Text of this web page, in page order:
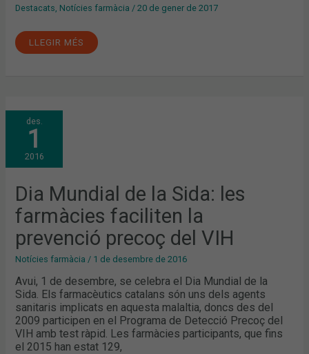
Destacats Notícies farmàcia /20 de gener de 2017
LLEGIR MÉS
des.
1
2016
Dia Mundial de la Sida: les
farmàcies faciliten la
prevenció precoç del VIH
Notícies farmàcia / 1 de desembre de 2016
Avui, 1 de desembre, se celebra el Dia Mundial de la
Sida. Els farmacèutics catalans són uns dels agents
sanitaris implicats en aquesta malaltia, doncs des del
2009 participen en el Programa de Detecció Precoç del
VIH amb test ràpid. Les farmàcies participants, que fins
el 2015 han estat 129,
DIA
MUNDIAL
DE
SIDA:
LES
FARMÀCIES
LA
PREVENCIÓ
PRECOÇ
DEL
VIH